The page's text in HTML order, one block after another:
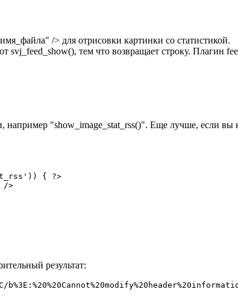
/> для отрисовки картинки со статистикой.
svj_feed_show(), тем что возвращает строку. Плагин
"show_image_stat_rss()". Еще лучше, если вы
{ ?>
/>
результат: